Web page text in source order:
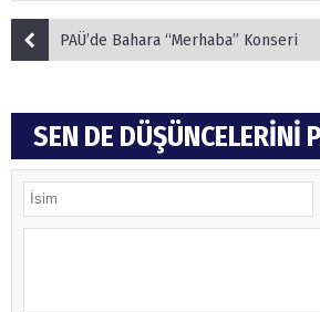
PAÜ’de Bahara “Merhaba” Konseri
SEN DE DÜŞÜNCELERİNİ